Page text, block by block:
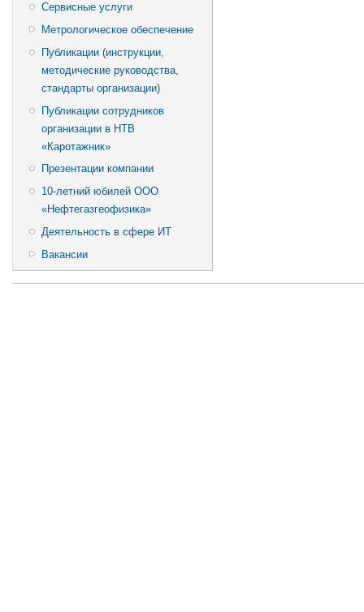
Сервисные услуги
Метрологическое обеспечение
Публикации (инструкции,
методические руководства,
стандарты организации)
Публикации сотрудников
организации в НТВ
«Каротажник»
Презентации компании
10-летний юбилей ООО
«Нефтегазгеофизика»
Деятельность в сфере ИТ
Вакансии